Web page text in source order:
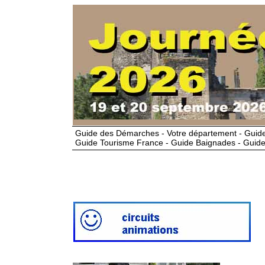
Guide des Démarches - Votre département -
Guide Tourisme France - Guide Baignades -